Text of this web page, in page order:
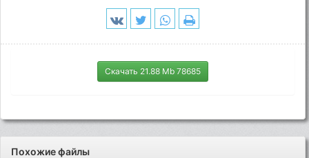
Скачать 21.88 Mb 78685
Похожие файлы